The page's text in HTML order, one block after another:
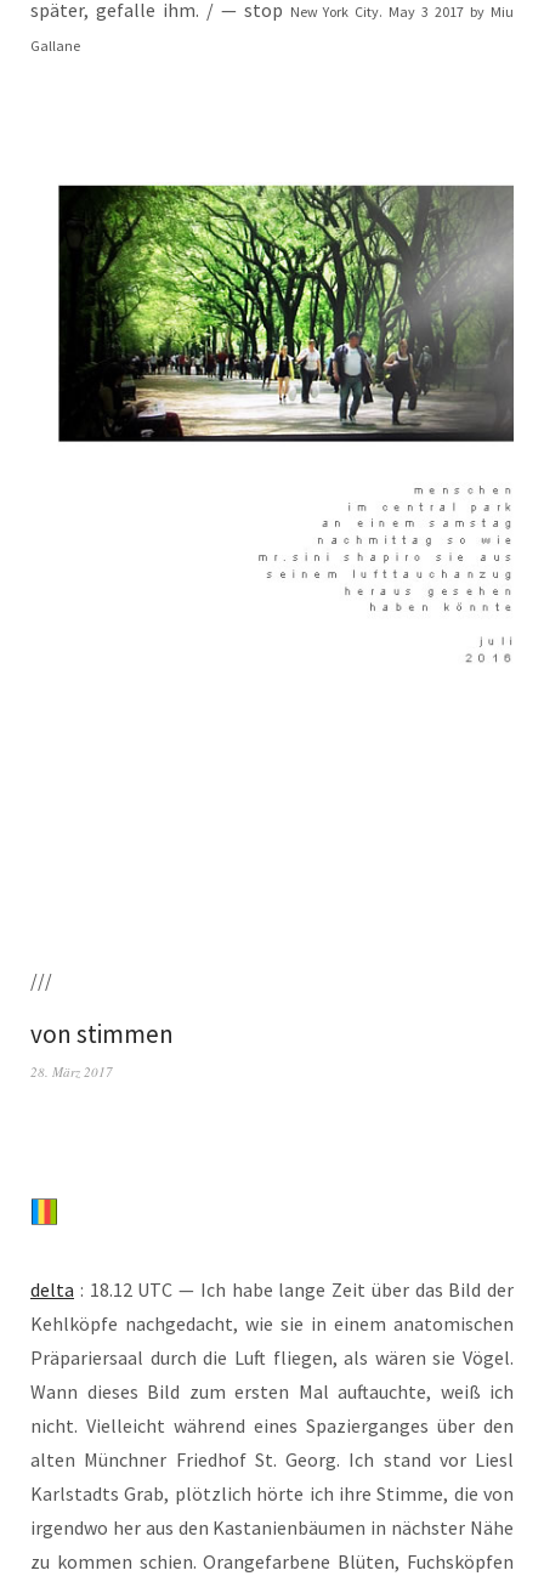
spä­ter, gefal­le ihm. / — stop New York City. May 3 2017 by Miu
Gallane
///
von stimmen
28. März 2017
del­ta : 18.12 UTC — Ich habe lan­ge Zeit über das Bild der
Kehl­köp­fe nach­ge­dacht, wie sie in einem ana­to­mi­schen
Prä­pa­rier­saal durch die Luft flie­gen, als wären sie Vögel.
Wann die­ses Bild zum ers­ten Mal auf­tauch­te, weiß ich
nicht. Viel­leicht wäh­rend eines Spa­zier­gan­ges über den
alten Münch­ner Fried­hof St. Georg. Ich stand vor Liesl
Karl­stadts Grab, plötz­lich hör­te ich ihre Stim­me, die von
irgend­wo her aus den Kas­ta­ni­en­bäu­men in nächs­ter Nähe
zu kom­men schien. Oran­ge­far­be­ne Blü­ten, Fuchs­köp­fen